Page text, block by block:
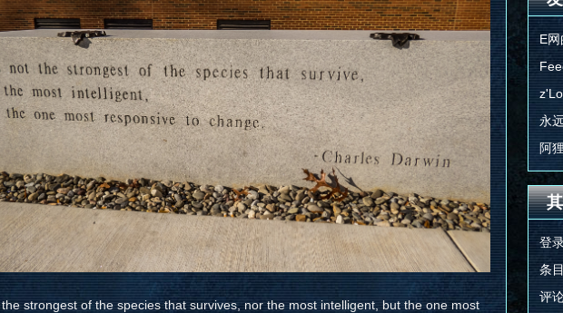
strongest of the species that survives, nor the most intelligent, but the one most
E
永
阿
登
条
评